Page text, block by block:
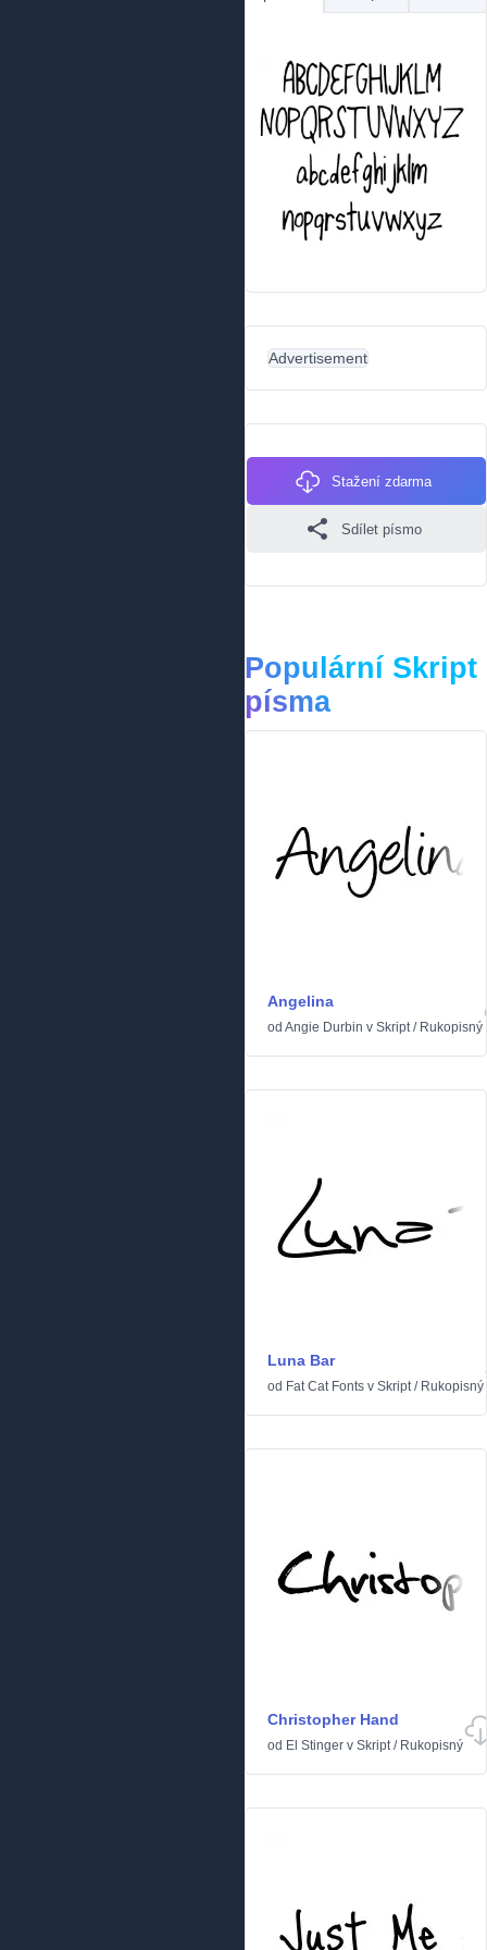
Advertisement
Stažení zdarma
Sdílet písmo
Populární Skript
písma
Angelina
od Angie Durbin v Skript/ Rukopisný
Luna Bar
od Fat Cat Fonts v Skript/ Rukopisný
Christopher Hand
od El Stinger v Skript/ Rukopisný